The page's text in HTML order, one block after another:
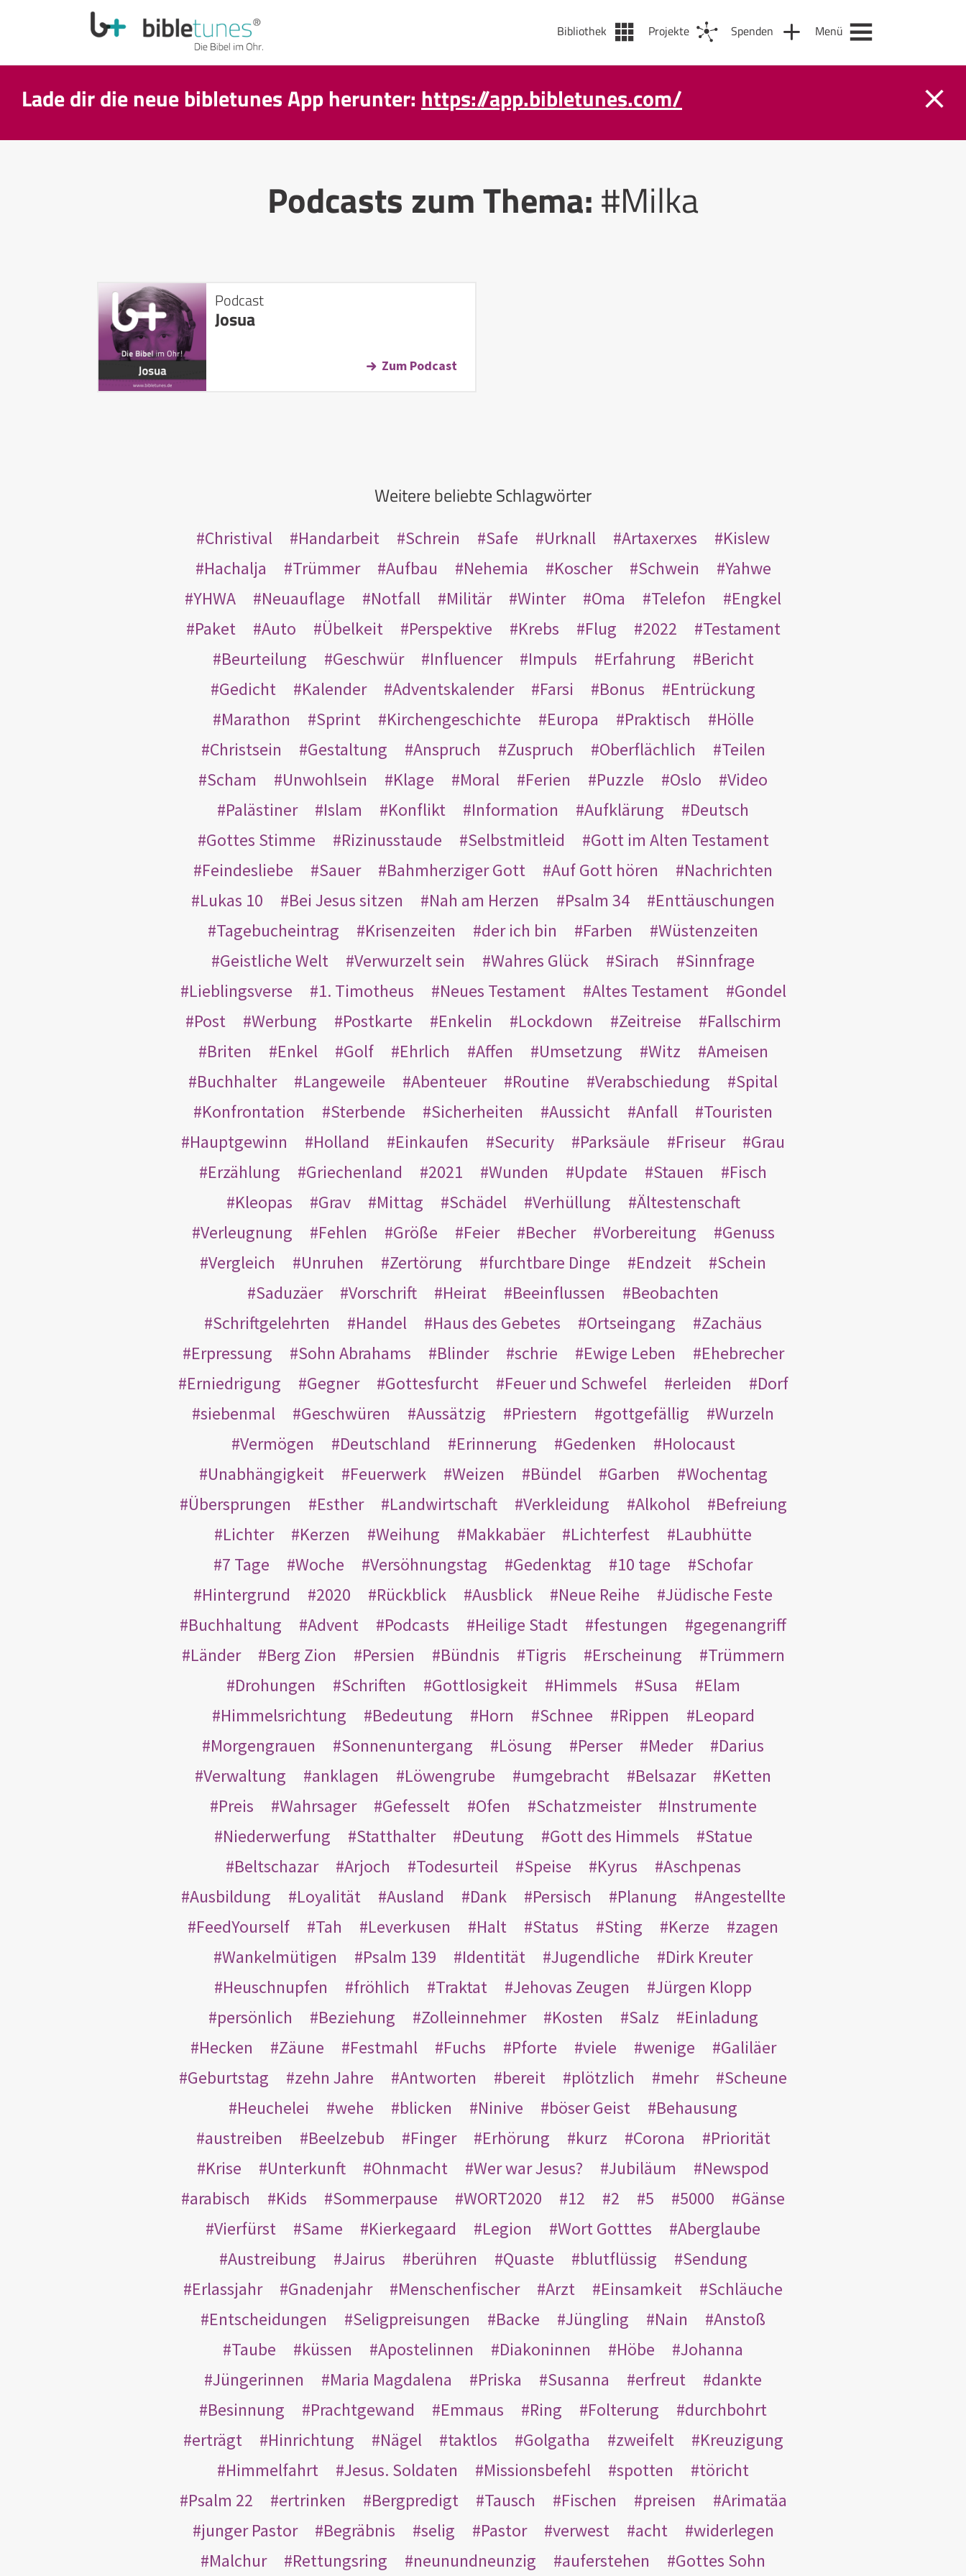
Bibliothek Projekte Spenden Menü
Lade dir die neue bibletunes App herunter: https://app.bibletunes.com/
Podcasts zum Thema:#Milka
Podcast
Josua
Zum Podcast
Weitere beliebte Schlagwörter
Christival Handarbeit Schrein Safe Urknall Artaxerxes
Kislew
Hachalja
Trümmer Aufbau Nehemia Koscher Schwein
Yahwe
YHWA
Neuauflage Notfall Militär Winter Oma Telefon
Engkel
Paket
Auto Übelkeit Perspektive Krebs Flug 2022
Testament
Beurteilung
Geschwür Influencer Impuls Erfahrung
Bericht
Gedicht
Kalender Adventskalender Farsi Bonus
Entrückung
Marathon
Sprint Kirchengeschichte Europa Praktisch
Hölle
Christsein
Gestaltung Anspruch Zuspruch Oberflächlich
Teilen
Scham
Unwohlsein Klage Moral Ferien Puzzle Oslo
Video
Palästiner
Islam Konflikt Information Aufklärung
Deutsch
Gottes Stimme
Rizinusstaude Selbstmitleid
Gott im Alten Testament
Feindesliebe
Sauer Bahmherziger Gott Auf Gott hören
Nachrichten
Lukas 10
Bei Jesus sitzen Nah am Herzen Psalm 34
Enttäuschungen
Tagebucheintrag
Krisenzeiten der ich bin Farben
Wüstenzeiten
Geistliche Welt
Verwurzelt sein Wahres Glück Sirach
Sinnfrage
Lieblingsverse
1. Timotheus Neues Testament Altes Testament
Gondel
Post
Werbung Postkarte Enkelin Lockdown Zeitreise
Fallschirm
Briten
Enkel Golf Ehrlich Affen Umsetzung Witz
Ameisen
Buchhalter
Langeweile Abenteuer Routine Verabschiedung
Spital
Konfrontation
Sterbende Sicherheiten Aussicht Anfall
Touristen
Hauptgewinn
Holland Einkaufen Security Parksäule Friseur
Grau
Erzählung
Griechenland 2021 Wunden Update Stauen
Fisch
Kleopas
Grav Mittag Schädel Verhüllung
Ältestenschaft
Verleugnung
Fehlen Größe Feier Becher Vorbereitung
Genuss
Vergleich
Unruhen Zertörung furchtbare Dinge Endzeit
Schein
Saduzäer
Vorschrift Heirat Beeinflussen
Beobachten
Schriftgelehrten
Handel Haus des Gebetes Ortseingang
Zachäus
Erpressung
Sohn Abrahams Blinder schrie Ewige Leben
Ehebrecher
Erniedrigung
Gegner Gottesfurcht Feuer und Schwefel erleiden
Dorf
siebenmal
Geschwüren Aussätzig Priestern gottgefällig
Wurzeln
Vermögen
Deutschland Erinnerung Gedenken
Holocaust
Unabhängigkeit
Feuerwerk Weizen Bündel Garben
Wochentag
Übersprungen
Esther Landwirtschaft Verkleidung Alkohol
Befreiung
Lichter
Kerzen Weihung Makkabäer Lichterfest
Laubhütte
7 Tage
Woche Versöhnungstag Gedenktag 10 tage
Schofar
Hintergrund
2020 Rückblick Ausblick Neue Reihe
Jüdische Feste
Buchhaltung
Advent Podcasts Heilige Stadt festungen
gegenangriff
Länder
Berg Zion Persien Bündnis Tigris Erscheinung
Trümmern
Drohungen
Schriften Gottlosigkeit Himmels Susa
Elam
Himmelsrichtung
Bedeutung Horn Schnee Rippen
Leopard
Morgengrauen
Sonnenuntergang Lösung Perser Meder
Darius
Verwaltung
anklagen Löwengrube umgebracht Belsazar
Ketten
Preis
Wahrsager Gefesselt Ofen Schatzmeister
Instrumente
Niederwerfung
Statthalter Deutung Gott des Himmels
Statue
Beltschazar
Arjoch Todesurteil Speise Kyrus
Aschpenas
Ausbildung
Loyalität Ausland Dank Persisch Planung
Angestellte
FeedYourself
Tah Leverkusen Halt Status Sting Kerze
zagen
Wankelmütigen
Psalm 139 Identität Jugendliche
Dirk Kreuter
Heuschnupfen
fröhlich Traktat Jehovas Zeugen
Jürgen Klopp
persönlich
Beziehung Zolleinnehmer Kosten Salz
Einladung
Hecken
Zäune Festmahl Fuchs Pforte viele wenige
Galiläer
Geburtstag
zehn Jahre Antworten bereit plötzlich mehr
Scheune
Heuchelei
wehe blicken Ninive böser Geist
Behausung
austreiben
Beelzebub Finger Erhörung kurz Corona
Priorität
Krise
Unterkunft Ohnmacht Wer war Jesus? Jubiläum
Newspod
arabisch
Kids Sommerpause WORT2020 12 2 5 5000
Gänse
Vierfürst
Same Kierkegaard Legion Wort Gotttes
Aberglaube
Austreibung
Jairus berühren Quaste blutflüssig
Sendung
Erlassjahr
Gnadenjahr Menschenfischer Arzt Einsamkeit
Schläuche
Entscheidungen
Seligpreisungen Backe Jüngling Nain
Anstoß
Taube
küssen Apostelinnen Diakoninnen Höbe
Johanna
Jüngerinnen
Maria Magdalena Priska Susanna erfreut
dankte
Besinnung
Prachtgewand Emmaus Ring Folterung
durchbohrt
erträgt
Hinrichtung Nägel taktlos Golgatha zweifelt
Kreuzigung
Himmelfahrt
Jesus. Soldaten Missionsbefehl spotten
töricht
Psalm 22
ertrinken Bergpredigt Tausch Fischen preisen
Arimatäa
junger Pastor
Begräbnis selig Pastor verwest acht
widerlegen
Malchur
Rettungsring neunundneunzig auferstehen Gottes Sohn